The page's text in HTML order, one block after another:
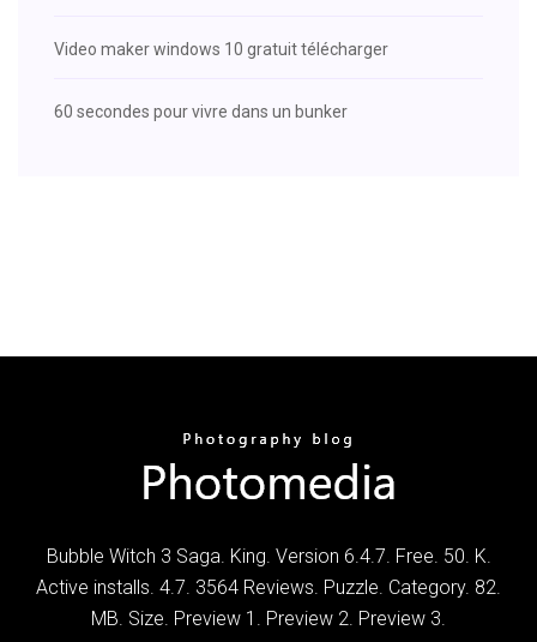
Video maker windows 10 gratuit télécharger
60 secondes pour vivre dans un bunker
Bubble Witch 3 Saga. King. Version 6.4.7. Free. 50. K.
Active installs. 4.7. 3564 Reviews. Puzzle. Category. 82.
MB. Size. Preview 1. Preview 2. Preview 3.